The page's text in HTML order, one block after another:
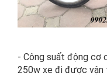
- Công suất động cơ
250w xe đi được vận